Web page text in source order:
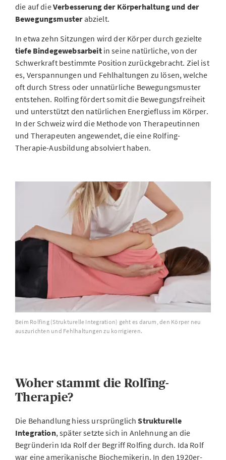
die auf dieVerbesserung der Körperhaltung und der
Bewegungsmusterabzielt.
In etwa zehn Sitzungen wird der Körper durch gezielte
tiefe Bindegewebsarbeitin seine natürliche, von der
Schwerkraft bestimmte Position zurückgebracht. Ziel ist
es, Verspannungen und Fehlhaltungen zu lösen, welche
oft durch Stress oder unnatürliche Bewegungsmuster
entstehen. Rolfing fördert somit die Bewegungsfreiheit
und unterstützt den natürlichen Energiefluss im Körper.
In der Schweiz wird die Methode von Therapeutinnen
und Therapeuten angewendet, die eine Rolfing-
Therapie-Ausbildung absolviert haben.
Beim Rolfing (Strukturelle Integration) geht es darum, den Körper neu
auszurichten und Fehlhaltungen zu korrigieren.
Woher stammt die Rolfing-
Therapie?
Die Behandlung hiess ursprünglichStrukturelle
Integration, später setzte sich in Anlehnung an die
Begründerin Ida Rolf der Begriff Rolfing durch. Ida Rolf
war eine amerikanische Biochemikerin. In den 1920er-